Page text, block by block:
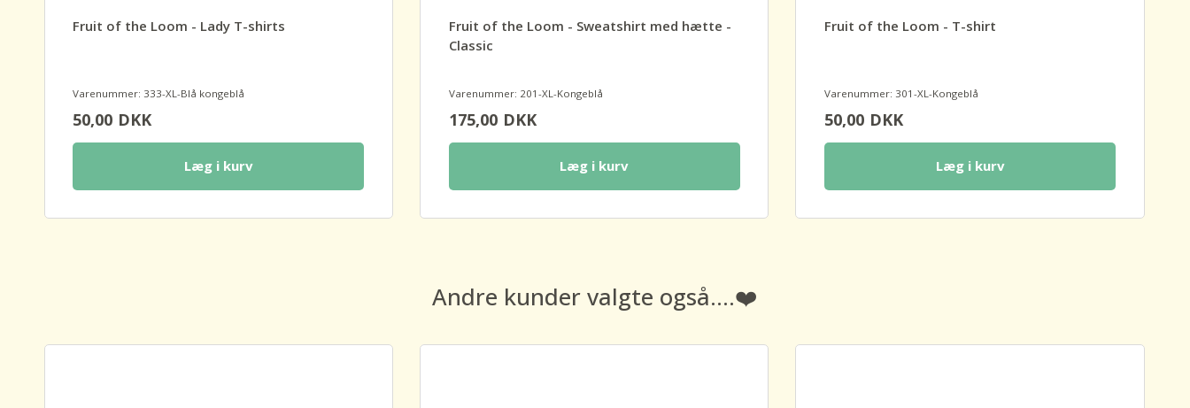
Fruit of the Loom - Lady T-shirts
Varenummer: 333-XL-Blå kongeblå
50,00DKK
Læg i kurv
Fruit of the Loom - Sweatshirt med hætte -
Classic
Varenummer: 201-XL-Kongeblå
175,00DKK
Læg i kurv
Fruit of the Loom - T-shirt
Varenummer: 301-XL-Kongeblå
50,00DKK
Læg i kurv
Andre kunder valgte også....❤️